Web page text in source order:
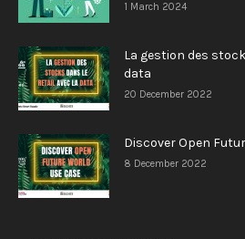
1 March 2024
La gestion des
data
20 December 2022
Discover Open
8 December 2022